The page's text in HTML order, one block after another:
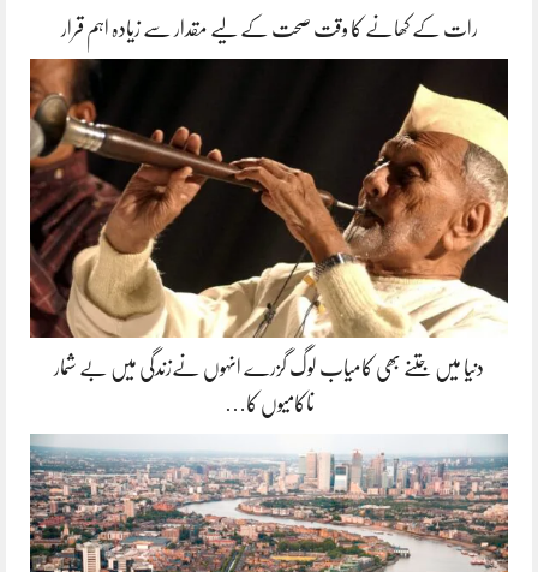
رات کے کھانے کا وقت صحت کے لیے مقدار سے زیادہ اہم قرار
دنیا میں جتنے بھی کامیاب لوگ گزرے انہوں نےزندگی میں بے شمار
ناکامیوں کا…